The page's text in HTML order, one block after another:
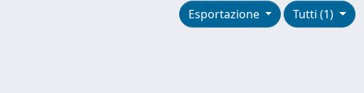
Tutti (1)
Esportazione